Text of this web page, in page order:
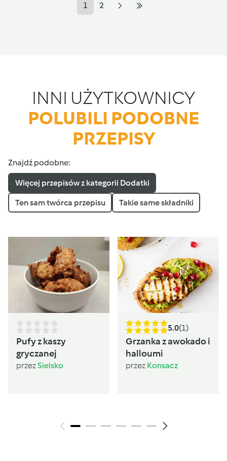
1 2
INNI UŻYTKOWNICY
POLUBILI PODOBNE
PRZEPISY
Znajdź podobne:
Więcej przepisów z kategorii Dodatki
Ten sam twórca przepisu Takie same składniki
Pufy z kaszy
gryczanej
przezSielsko
5.0(1)
Grzanka z awokado i
halloumi
przez Konsacz